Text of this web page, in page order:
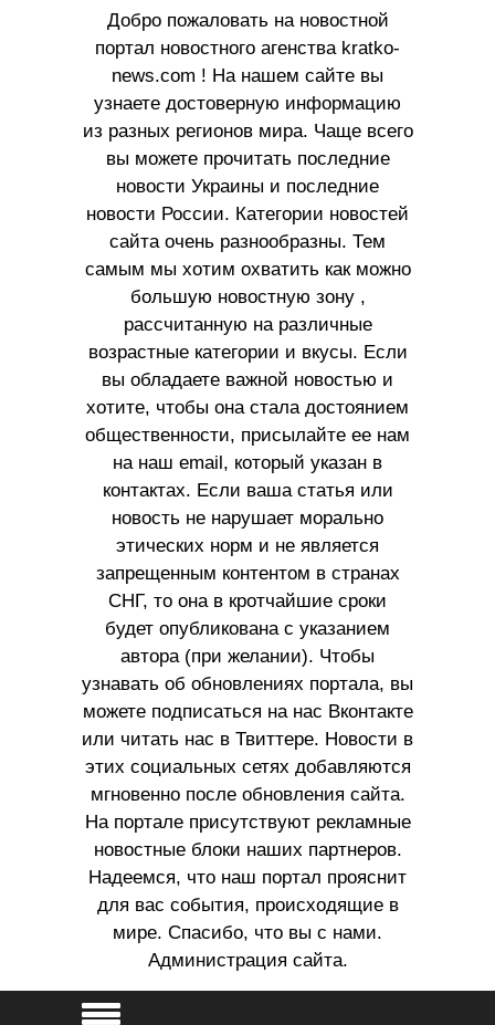
Добро пожаловать на новостной
портал новостного агенства kratko-
news.com ! На нашем сайте вы
узнаете достоверную информацию
из разных регионов мира. Чаще всего
вы можете прочитать последние
новости Украины и последние
новости России. Категории новостей
сайта очень разнообразны. Тем
самым мы хотим охватить как можно
большую новостную зону ,
рассчитанную на различные
возрастные категории и вкусы. Если
вы обладаете важной новостью и
хотите, чтобы она стала достоянием
общественности, присылайте ее нам
на наш email, который указан в
контактах. Если ваша статья или
новость не нарушает морально
этических норм и не является
запрещенным контентом в странах
СНГ, то она в кротчайшие сроки
будет опубликована с указанием
автора (при желании). Чтобы
узнавать об обновлениях портала, вы
можете подписаться на нас Вконтакте
или читать нас в Твиттере. Новости в
этих социальных сетях добавляются
мгновенно после обновления сайта.
На портале присутствуют рекламные
новостные блоки наших партнеров.
Надеемся, что наш портал прояснит
для вас события, происходящие в
мире. Спасибо, что вы с нами.
Администрация сайта.